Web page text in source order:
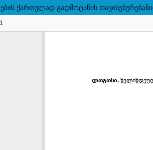
ქართულად გადმოტანის თავისებურებანი